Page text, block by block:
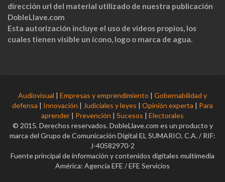
dirección url del material utilizado de nuestra publicación
DobleLlave.com
Esta autorización incluye el uso de videos propios, los
cuales tienen visible un ícono, logo o marca de agua.
Audiovisual | Empresas y emprendimiento | Gobernabilidad y
defensa | Innovación | Judiciales y leyes | Opinión experta | Para
aprender | Prevención | Sucesos | Electorales
© 2015. Derechos reservados. DobleLlave.com es un producto y
marca del Grupo de Comunicación Digital EL SUMARIO, C.A. / RIF:
J-40582970-2
Fuente principal de información y contenidos digitales multimedia
América: Agencia EFE / EFE Servicios